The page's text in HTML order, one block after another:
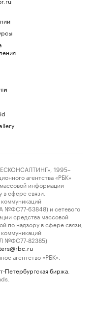
1995–
агентства «РБК»
информации
сфере связи,
№ФС77-63848) и сетевого
средства массовой
по надзору в сфере связи,
№ФС77-82385)
агентство «РБК».
Петербургская биржа